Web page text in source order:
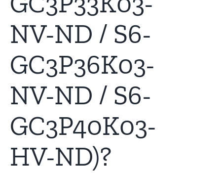
NV-ND / S6-
GC3P36K03-
NV-ND / S6-
GC3P40K03-
HV-ND)?